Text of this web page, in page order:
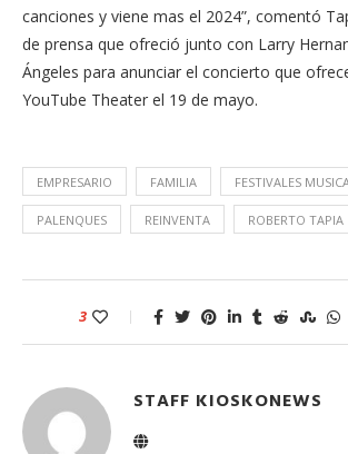
canciones y viene mas el 2024”, comentó
de prensa que ofreció junto con Larry
Ángeles para anunciar el concierto que
YouTube Theater el 19 de mayo.
EMPRESARIO FAMILIA FESTIVALES
PALENQUES REINVENTA ROBERTO TAPIA
3
STAFF KIOSKONEWS